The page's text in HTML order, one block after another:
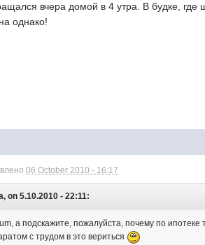
вчера домой в 4 утра. В будке,
однако!
06 October 2010 - 16:17
on 5.10.2010 - 22:11:
а подскажите, пожалуйста, почему по
с трудом в это вериться